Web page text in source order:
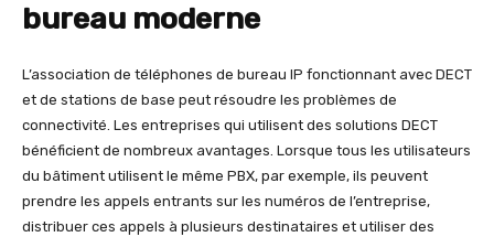
bureau moderne
L’association de téléphones de bureau IP fonctionnant avec DECT
et de stations de base peut résoudre les problèmes de
connectivité. Les entreprises qui utilisent des solutions DECT
bénéficient de nombreux avantages. Lorsque tous les utilisateurs
du bâtiment utilisent le même PBX, par exemple, ils peuvent
prendre les appels entrants sur les numéros de l’entreprise,
distribuer ces appels à plusieurs destinataires et utiliser des